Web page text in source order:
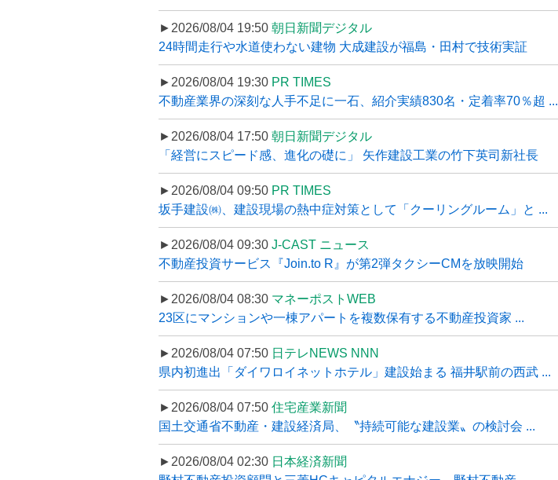
►2026/08/04 19:50 朝日新聞デジタル
24時間走行や水道使わない建物 大成建設が福島・田村で技術実証
►2026/08/04 19:30 PR TIMES
不動産業界の深刻な人手不足に一石、紹介実績830名・定着率70％超 ...
►2026/08/04 17:50 朝日新聞デジタル
「経営にスピード感、進化の礎に」 矢作建設工業の竹下英司新社長
►2026/08/04 09:50 PR TIMES
坂手建設㈱、建設現場の熱中症対策として「クーリングルーム」と ...
►2026/08/04 09:30 J-CAST ニュース
不動産投資サービス『Join.to R』が第2弾タクシーCMを放映開始
►2026/08/04 08:30 マネーポストWEB
23区にマンションや一棟アパートを複数保有する不動産投資家 ...
►2026/08/04 07:50 日テレNEWS NNN
県内初進出「ダイワロイネットホテル」建設始まる 福井駅前の西武 ...
►2026/08/04 07:50 住宅産業新聞
国土交通省不動産・建設経済局、〝持続可能な建設業〟の検討会 ...
►2026/08/04 02:30 日本経済新聞